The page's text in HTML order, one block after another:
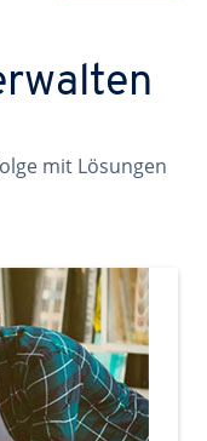
mit Lösungen